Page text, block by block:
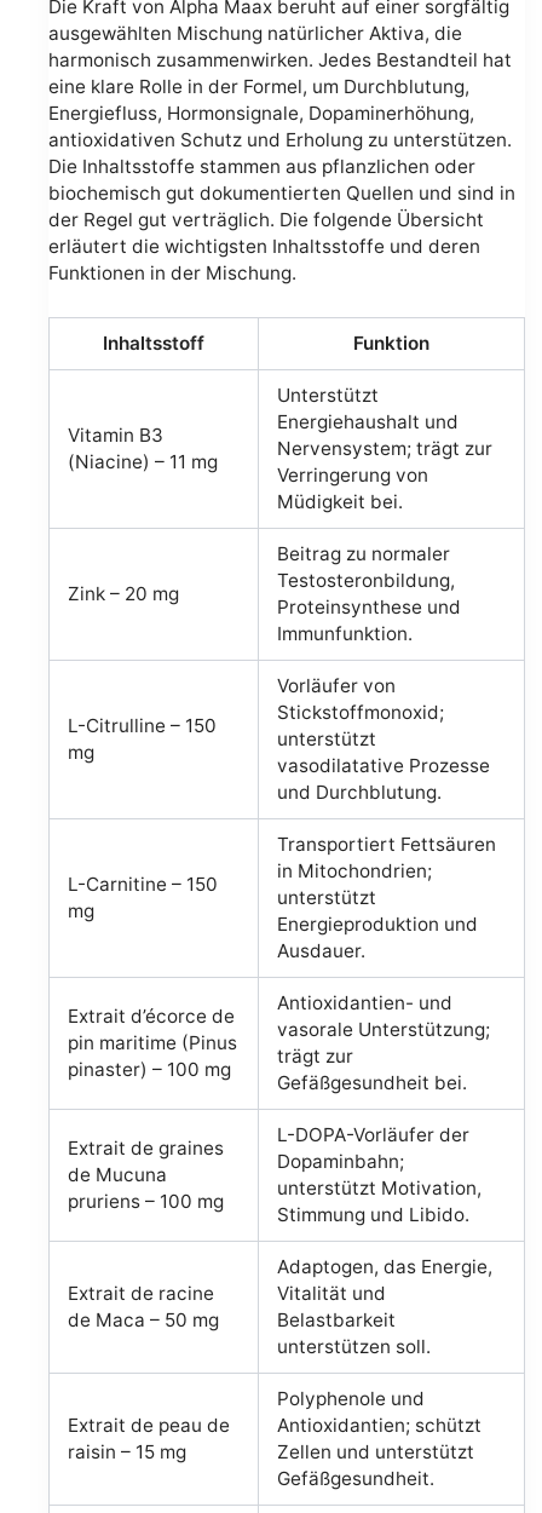
Die Kraft von Alpha Maax beruht auf einer sorgfältig
ausgewählten Mischung natürlicher Aktiva, die
harmonisch zusammenwirken. Jedes Bestandteil hat
eine klare Rolle in der Formel, um Durchblutung,
Energiefluss, Hormonsignale, Dopaminerhöhung,
antioxidativen Schutz und Erholung zu unterstützen.
Die Inhaltsstoffe stammen aus pflanzlichen oder
biochemisch gut dokumentierten Quellen und sind in
der Regel gut verträglich. Die folgende Übersicht
erläutert die wichtigsten Inhaltsstoffe und deren
Funktionen in der Mischung.
Inhaltsstoff Funktion
Vitamin B3
(Niacine) – 11 mg
Unterstützt
Energiehaushalt und
Nervensystem; trägt zur
Verringerung von
Müdigkeit bei.
Zink – 20 mg
Beitrag zu normaler
Testosteronbildung,
Proteinsynthese und
Immunfunktion.
L-Citrulline – 150
mg
Vorläufer von
Stickstoffmonoxid;
unterstützt
vasodilatative Prozesse
und Durchblutung.
L-Carnitine – 150
mg
Transportiert Fettsäuren
in Mitochondrien;
unterstützt
Energieproduktion und
Ausdauer.
Extrait d’écorce de
pin maritime (Pinus
pinaster) – 100 mg
Antioxidantien- und
vasorale Unterstützung;
trägt zur
Gefäßgesundheit bei.
Extrait de graines
de Mucuna
pruriens – 100 mg
L-DOPA-Vorläufer der
Dopaminbahn;
unterstützt Motivation,
Stimmung und Libido.
Extrait de racine
de Maca – 50 mg
Adaptogen, das Energie,
Vitalität und
Belastbarkeit
unterstützen soll.
Extrait de peau de
raisin – 15 mg
Polyphenole und
Antioxidantien; schützt
Zellen und unterstützt
Gefäßgesundheit.